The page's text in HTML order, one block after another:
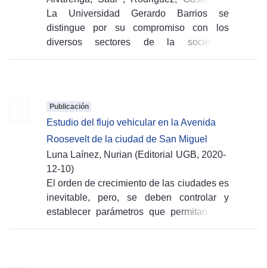
Arévalo, Gabriela
;Castillo, Orlando
(Editorial UGB, 2024-05-30)
La Universidad Gerardo Barrios se
distingue por su compromiso con los
diversos sectores de la sociedad,
proyectos y programas relacionados con la
investigación, innovación, transferencia de
conocimientos y proyección social,
fomentando la integración de estas
funciones sustantivas para generar
conocimiento valioso mediante la
innovación y su conexión con la
enseñanza. En 2023, las unidades de
Publicación
Estudio del flujo vehicular en la Avenida
Roosevelt de la ciudad de San Miguel
Luna Laínez, Nurian (Editorial UGB, 2020-
12-10)
El orden de crecimiento de las ciudades es
inevitable, pero, se deben controlar y
establecer parámetros que permitan una